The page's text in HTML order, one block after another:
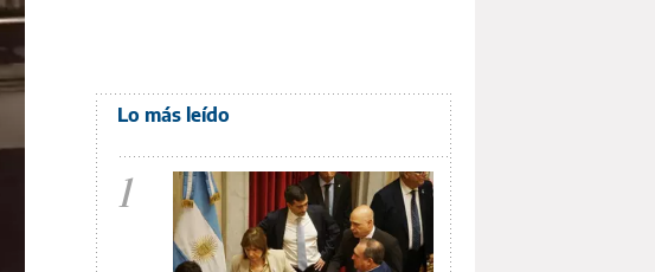
Lo más leído
1